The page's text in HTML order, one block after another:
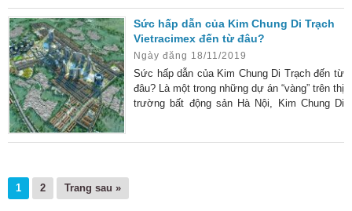
ít nhà đầu tư đang băn khoăn điều gì mới ở
dự án này khiến nó nhận được sự quan tâm
nhiều đến vậy? Sau hơn 10 năm bị “bỏ quên”,
khu đô
Sức hấp dẫn của Kim Chung Di Trạch
Vietracimex đến từ đâu?
Ngày đăng 18/11/2019
Sức hấp dẫn của Kim Chung Di Trạch đến từ
đâu? Là một trong những dự án “vàng” trên thị
trường bất động sản Hà Nội, Kim Chung Di
1 2 Trang sau »